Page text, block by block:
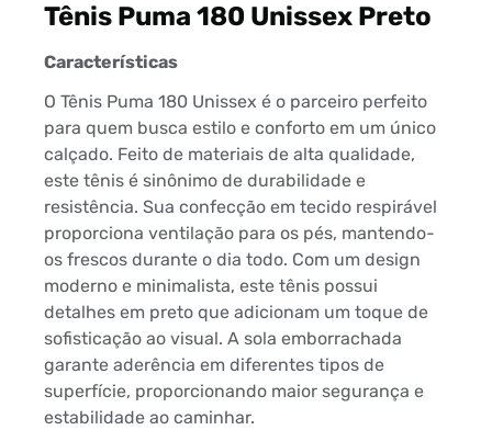
Tênis Puma 180 Unissex Preto
Características
O Tênis Puma 180 Unissex é o parceiro perfeito
para quem busca estilo e conforto em um único
calçado. Feito de materiais de alta qualidade,
este tênis é sinônimo de durabilidade e
resistência. Sua confecção em tecido respirável
proporciona ventilação para os pés, mantendo-
os frescos durante o dia todo. Com um design
moderno e minimalista, este tênis possui
detalhes em preto que adicionam um toque de
sofisticação ao visual. A sola emborrachada
garante aderência em diferentes tipos de
superfície, proporcionando maior segurança e
estabilidade ao caminhar.